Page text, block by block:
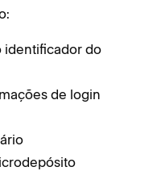
identificador do
de login